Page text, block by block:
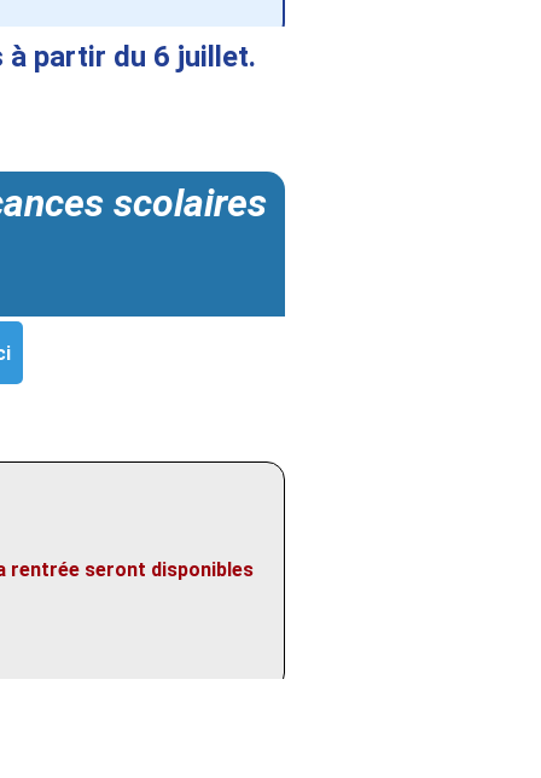
partir du 6 juillet.
scolaires
rentrée seront disponibles